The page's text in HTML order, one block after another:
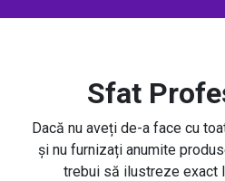
Sfat
Dacă nu aveți de-a face cu
și nu furnizați anumite
trebui să ilustreze exact